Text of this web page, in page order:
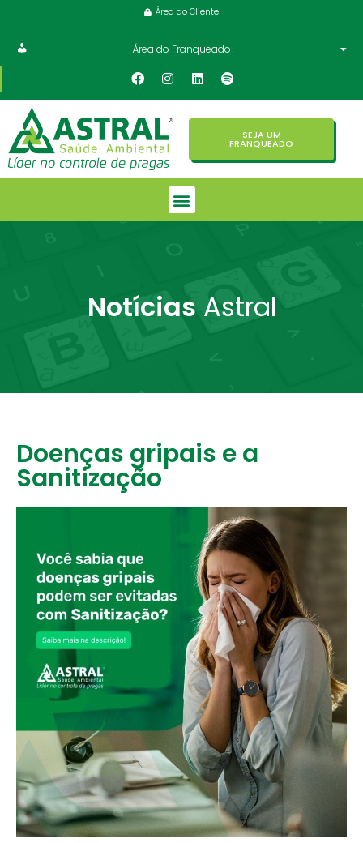
Área do Cliente
Área do Franqueado
SEJA UM
FRANQUEADO
Notícias Astral
Doenças gripais e a
Sanitização